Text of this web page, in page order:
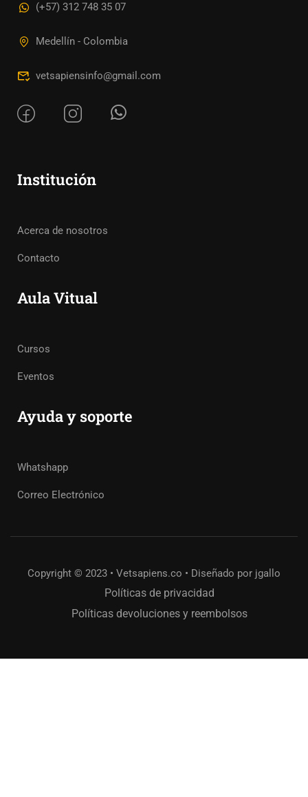
(+57) 312 748 35 07
Medellín - Colombia
vetsapiensinfo@gmail.com
Institución
Acerca de nosotros
Contacto
Aula Vitual
Cursos
Eventos
Ayuda y soporte
Whatshapp
Correo Electrónico
Copyright © 2023 • Vetsapiens.co • Diseñado por jgallo
Políticas de privacidad
Políticas devoluciones y reembolsos